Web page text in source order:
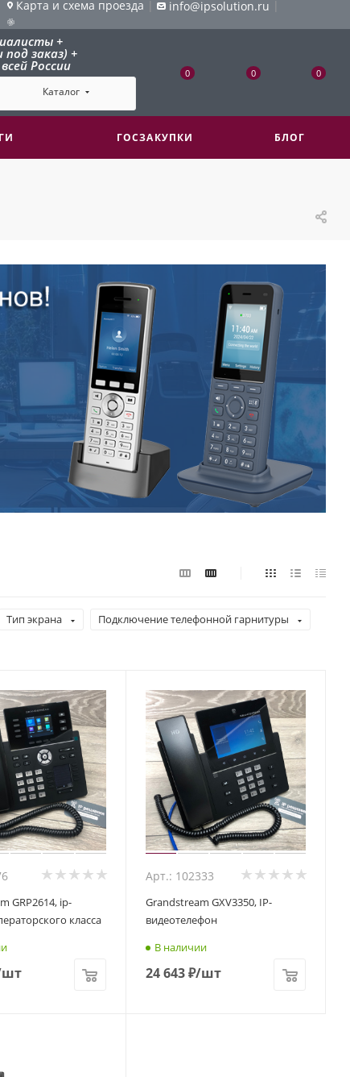
Карта и схема проезда | info@ipsolution.ru |
+
заказ) +
России
Каталог
0 0 0
ГОСЗАКУПКИ БЛОГ
Тип экрана
Подключение телефонной гарнитуры
GRP2614, ip-
класса
Арт.: 102333
Grandstream GXV3350, IP-
видеотелефон
В наличии
24 643₽/шт